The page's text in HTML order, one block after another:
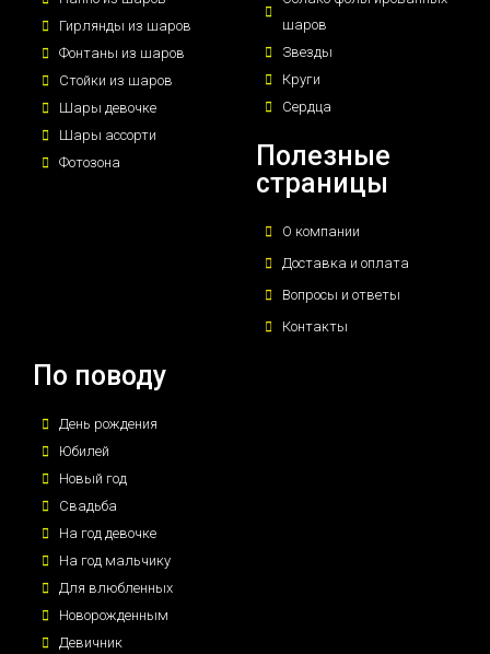
Гирлянды из шаров
Фонтаны из шаров
Стойки из шаров
Шары девочке
Шары ассорти
Фотозона
шаров
Звезды
Круги
Сердца
Полезные
страницы
О компании
Доставка и оплата
Вопросы и ответы
Контакты
По поводу
День рождения
Юбилей
Новый год
Свадьба
На год девочке
На год мальчику
Для влюбленных
Новорожденным
Девичник